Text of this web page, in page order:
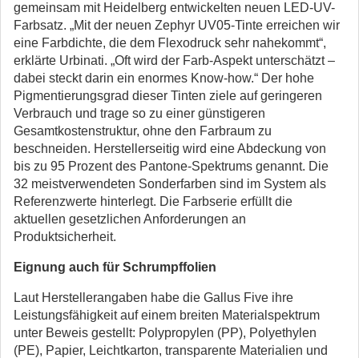
gemeinsam mit Heidelberg entwickelten neuen LED-UV-
Farbsatz. „Mit der neuen Zephyr UV05-Tinte erreichen wir
eine Farbdichte, die dem Flexodruck sehr nahekommt“,
erklärte Urbinati. „Oft wird der Farb-Aspekt unterschätzt –
dabei steckt darin ein enormes Know-how.“ Der hohe
Pigmentierungsgrad dieser Tinten ziele auf geringeren
Verbrauch und trage so zu einer günstigeren
Gesamtkostenstruktur, ohne den Farbraum zu
beschneiden. Herstellerseitig wird eine Abdeckung von
bis zu 95 Prozent des Pantone-Spektrums genannt. Die
32 meistverwendeten Sonderfarben sind im System als
Referenzwerte hinterlegt. Die Farbserie erfüllt die
aktuellen gesetzlichen Anforderungen an
Produktsicherheit.
Eignung auch für Schrumpffolien
Laut Herstellerangaben habe die Gallus Five ihre
Leistungsfähigkeit auf einem breiten Materialspektrum
unter Beweis gestellt: Polypropylen (PP), Polyethylen
(PE), Papier, Leichtkarton, transparente Materialien und